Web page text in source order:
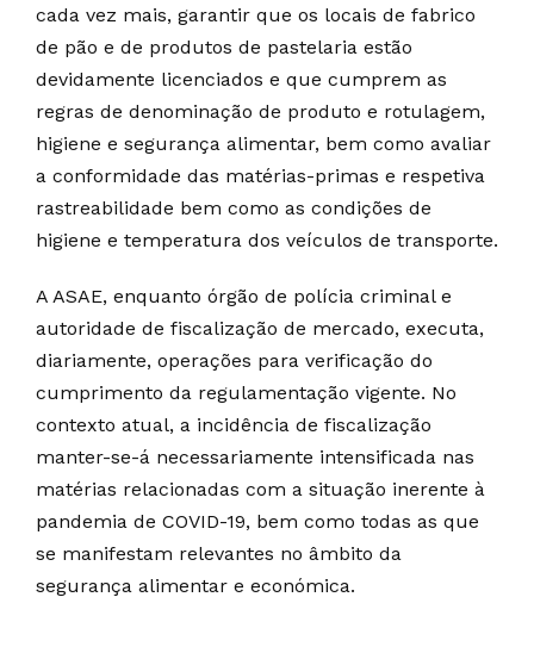
cada vez mais, garantir que os locais de fabrico
de pão e de produtos de pastelaria estão
devidamente licenciados e que cumprem as
regras de denominação de produto e rotulagem,
higiene e segurança alimentar, bem como avaliar
a conformidade das matérias-primas e respetiva
rastreabilidade bem como as condições de
higiene e temperatura dos veículos de transporte.
A ASAE, enquanto órgão de polícia criminal e
autoridade de fiscalização de mercado, executa,
diariamente, operações para verificação do
cumprimento da regulamentação vigente. No
contexto atual, a incidência de fiscalização
manter-se-á necessariamente intensificada nas
matérias relacionadas com a situação inerente à
pandemia de COVID-19, bem como todas as que
se manifestam relevantes no âmbito da
segurança alimentar e económica.